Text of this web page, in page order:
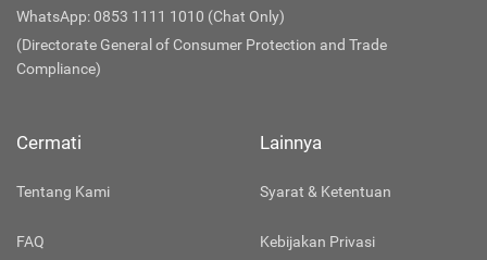
WhatsApp: 0853 1111 1010 (Chat Only)
(Directorate General of Consumer Protection and Trade
Compliance)
Cermati
Tentang Kami
FAQ
Lainnya
Syarat & Ketentuan
Kebijakan Privasi